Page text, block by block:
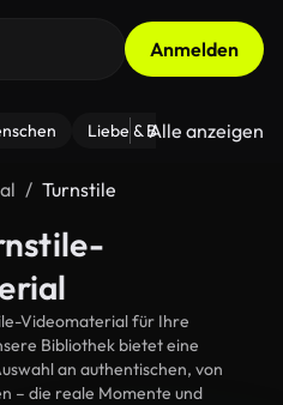
Anmelden
Liebe & Beziehungen
Alle anzeigen
Turnstile
Videomaterial für Ihre
Bibliothek bietet eine
an authentischen, von
– die reale Momente und